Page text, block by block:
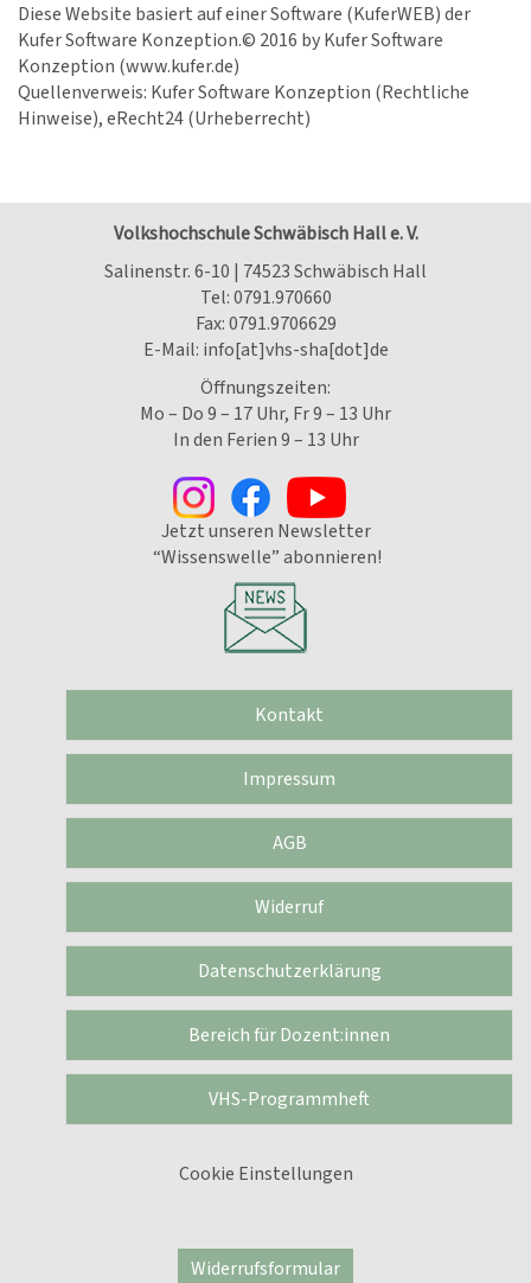
Diese Website basiert auf einer Software (KuferWEB) der
Kufer Software Konzeption.© 2016 by Kufer Software
Konzeption (www.kufer.de)
Quellenverweis: Kufer Software Konzeption (Rechtliche
Hinweise), eRecht24 (Urheberrecht)
Volkshochschule Schwäbisch Hall e. V.
Salinenstr. 6-10 | 74523 Schwäbisch Hall
Tel:0791.970660
Fax: 0791.9706629
E-Mail: info[at]vhs-sha[dot]de
Öffnungszeiten:
Mo – Do 9 – 17 Uhr, Fr 9 – 13 Uhr
In den Ferien 9 – 13 Uhr
Jetzt unseren Newsletter
“Wissenswelle” abonnieren!
Kontakt
Impressum
AGB
Widerruf
Datenschutzerklärung
Bereich für Dozent:innen
VHS-Programmheft
Cookie Einstellungen
Widerrufsformular